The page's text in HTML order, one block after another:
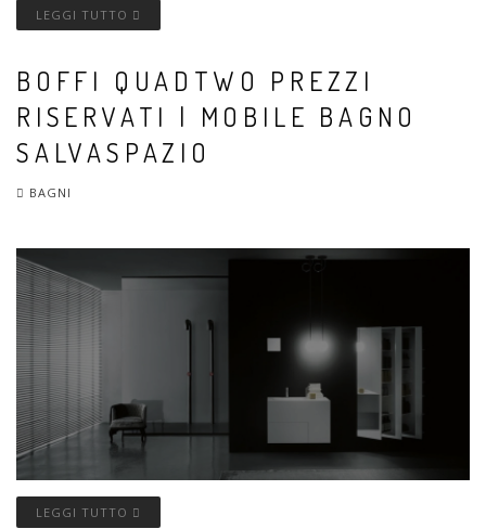
LEGGI TUTTO
BOFFI QUADTWO PREZZI
RISERVATI | MOBILE BAGNO
SALVASPAZIO
BAGNI
LEGGI TUTTO